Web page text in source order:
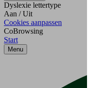
Dyslexie lettertype
Aan / Uit
Cookies aanpassen
CoBrowsing
Start
Menu